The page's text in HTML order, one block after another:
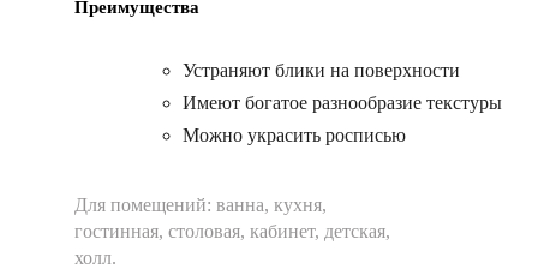
Преимущества
Устраняют блики на поверхности
Имеют богатое разнообразие текстуры
Можно украсить росписью
Для помещений: ванна, кухня,
гостинная, столовая, кабинет, детская,
холл.